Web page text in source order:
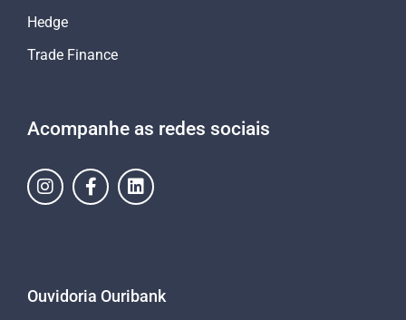
Hedge
Trade Finance
Acompanhe as redes sociais
Ouvidoria Ouribank